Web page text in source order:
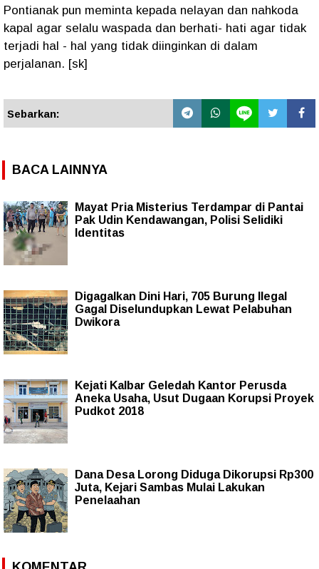
Pontianak pun meminta kepada nelayan dan nahkoda
kapal agar selalu waspada dan berhati- hati agar tidak
terjadi hal - hal yang tidak diinginkan di dalam
perjalanan. [sk]
Sebarkan:
BACA LAINNYA
Mayat Pria Misterius Terdampar di Pantai
Pak Udin Kendawangan, Polisi Selidiki
Identitas
Digagalkan Dini Hari, 705 Burung Ilegal
Gagal Diselundupkan Lewat Pelabuhan
Dwikora
Kejati Kalbar Geledah Kantor Perusda
Aneka Usaha, Usut Dugaan Korupsi Proyek
Pudkot 2018
Dana Desa Lorong Diduga Dikorupsi Rp300
Juta, Kejari Sambas Mulai Lakukan
Penelaahan